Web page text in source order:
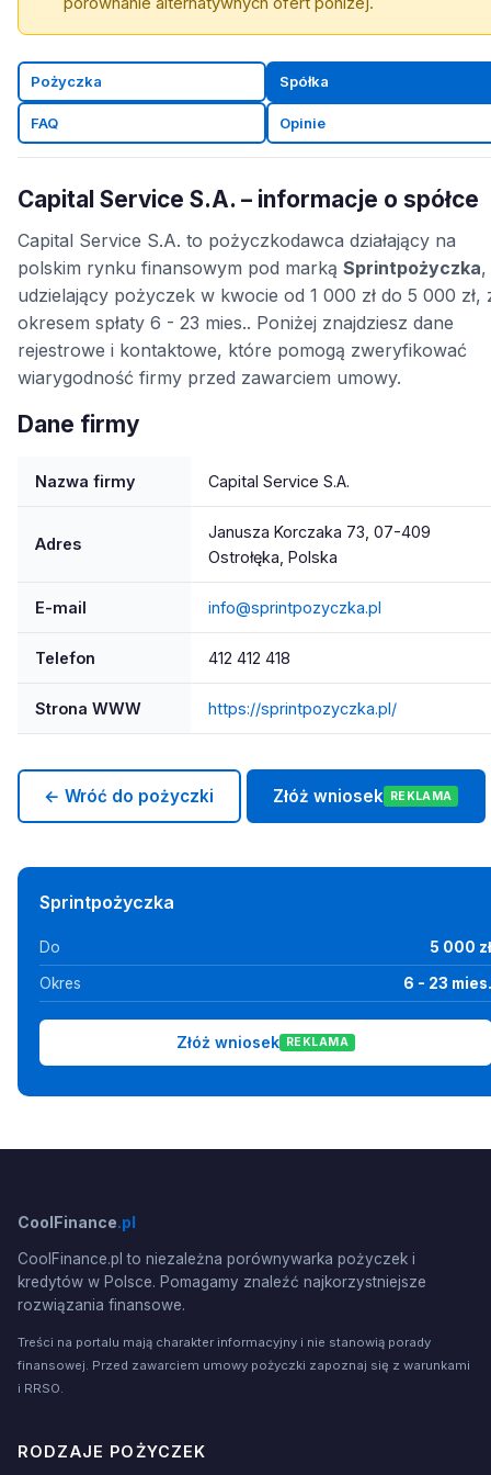
Pożyczka Spółka
FAQ Opinie
Capital Service S.A. – informacje o spółce
Capital Service S.A. to pożyczkodawca działający na
polskim rynku finansowym pod marką Sprintpożyczka,
udzielający pożyczek w kwocie od 1 000 zł do 5 000 zł,
okresem spłaty 6 - 23 mies.. Poniżej znajdziesz dane
rejestrowe i kontaktowe, które pomogą zweryfikować
wiarygodność firmy przed zawarciem umowy.
Dane firmy
Nazwa firmy Capital Service S.A.
Adres
Janusza Korczaka 73, 07-409
Ostrołęka, Polska
E-mail info@sprintpozyczka.pl
Telefon 412 412 418
Strona WWW https://sprintpozyczka.pl/
← Wróć do pożyczki Złóż wniosek REKLAMA
Sprintpożyczka
Do 5 000 zł
Okres 6 - 23 mies.
Złóż wniosek REKLAMA
CoolFinance.pl
CoolFinance.pl to niezależna porównywarka pożyczek i
kredytów w Polsce. Pomagamy znaleźć najkorzystniejsze
rozwiązania finansowe.
Treści na portalu mają charakter informacyjny i nie stanowią porady
finansowej. Przed zawarciem umowy pożyczki zapoznaj się z warunkami
i RRSO.
RODZAJE POŻYCZEK